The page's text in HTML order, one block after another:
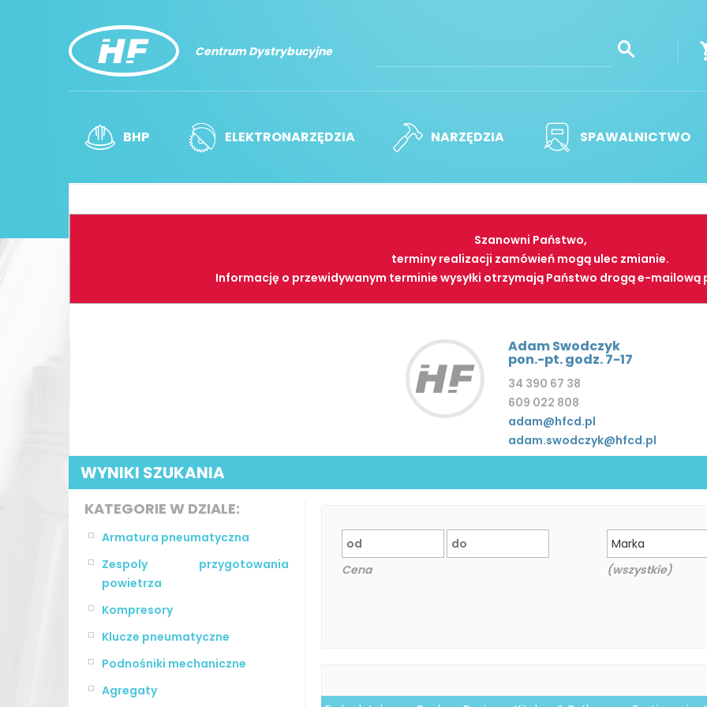
Centrum Dystrybucyjne
BHP ELEKTRONARZĘDZIA NARZĘDZIA SPAWALNICTWO
Szanowni Państwo,
terminy realizacji zamówień mogą ulec zmianie.
Informację o przewidywanym terminie wysyłki otrzymają Państwo drogą e-mailową
Adam Swodczyk
pon.-pt. godz. 7-17
34 390 67 38
609 022 808
adam@hfcd.pl
adam.swodczyk@hfcd.pl
WYNIKI SZUKANIA
KATEGORIE W DZIALE:
Armatura pneumatyczna
Zespoly przygotowania
powietrza
Kompresory
Klucze pneumatyczne
Podnośniki mechaniczne
Agregaty
Cena
Marka
(wszystkie)